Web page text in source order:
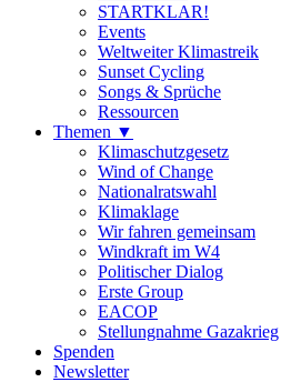
STARTKLAR!
Events
Weltweiter Klimastreik
Sunset Cycling
Songs & Sprüche
Ressourcen
Themen ▼
Klimaschutzgesetz
Wind of Change
Nationalratswahl
Klimaklage
Wir fahren gemeinsam
Windkraft im W4
Politischer Dialog
Erste Group
EACOP
Stellungnahme Gazakrieg
Spenden
Newsletter